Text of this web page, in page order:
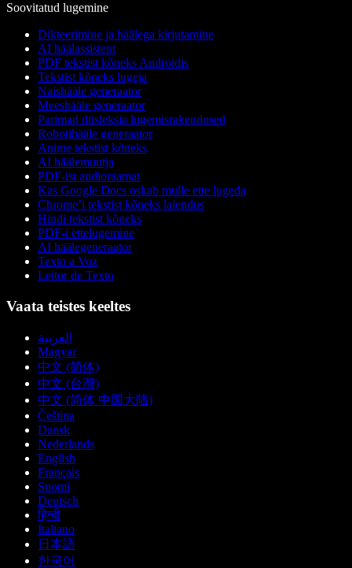
Soovitatud lugemine
Dikteerimine ja häälega kirjutamine
AI häälassistent
PDF tekstist kõneks Androidis
Tekstist kõneks lugeja
Naishääle generaator
Meeshääle generaator
Parimad düsleksia lugemisrakendused
Robotihääle generaator
Anime tekstist kõneks
AI häälemuutja
PDF-ist audioraamat
Kas Google Docs oskab mulle ette lugeda
Chrome’i tekstist kõneks laiendus
Hindi tekstist kõneks
PDF-i ettelugemine
AI häälegeneraator
Texto a Voz
Leitor de Texto
Vaata teistes keeltes
العربية
Magyar
中文 (简体)
中文 (台灣)
中文 (简体 中国大陆)
Čeština
Dansk
Nederlands
English
Français
Suomi
Deutsch
हिन्दी
Italiano
日本語
한국어